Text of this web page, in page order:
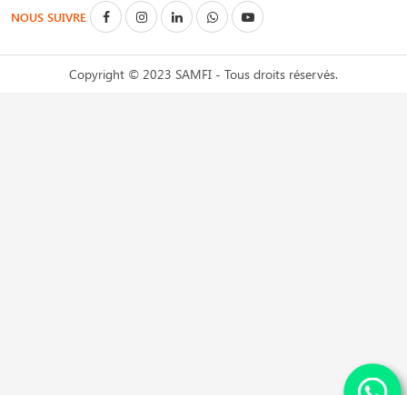
NOUS SUIVRE
Copyright © 2023 SAMFI - Tous droits réservés.